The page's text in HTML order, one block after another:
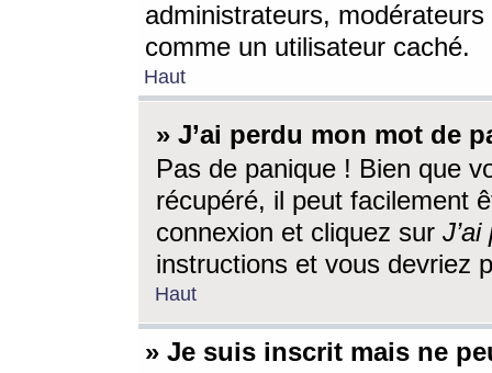
administrateurs,
comme un utilisateur caché.
Haut
» J’ai perdu mon mot de
Pas de panique ! Bien que
récupéré, il peut facilement
connexion et cliquez sur
instructions et vous devriez
Haut
» Je suis inscrit mais ne